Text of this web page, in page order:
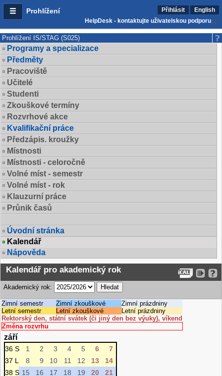
Prohlížení Přihlásit
English
HelpDesk - kontaktujte uživatelskou podporu
Prohlížení IS/STAG (S025)
Programy a specializace
Předměty
Pracoviště
Učitelé
Studenti
Zkouškové termíny
Rozvrhové akce
Kvalifikační práce
Předzápis. kroužky
Místnosti
Místnosti - celoročně
Volné míst - semestr
Volné míst - rok
Klauzurní práce
Průnik časů
Úvodní stránka
Kalendář
Nápověda
Kalendář pro akademický rok
Akademický rok:
Zimní semestr Zimní zkouškové
Zimní prázdniny
Letní semestr
Letní zkouškové
Letní prázdniny
Rektorský den, státní svátek (či jiný den bez výuky), víkend
Změna rozvrhu
září
36 S 1 2 3 4 5 6
7
37 L
8 9 10 11 12 13
14
38 S 15 16 17 18 19 20
21